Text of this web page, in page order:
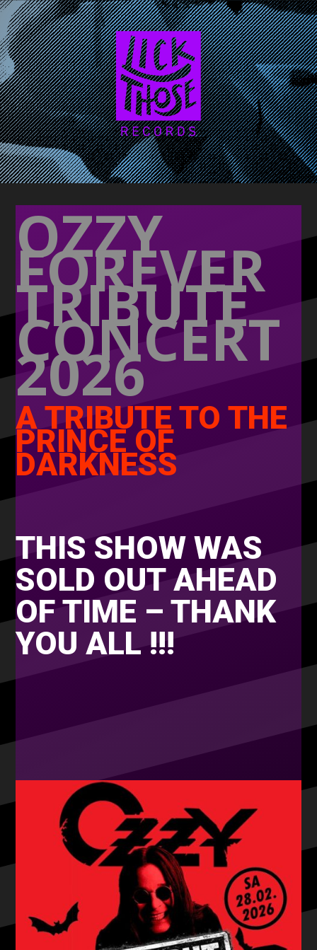
OZZY
FOREVER
TRIBUTE
CONCERT
2026
A TRIBUTE TO THE
PRINCE OF
DARKNESS
THIS SHOW WAS
SOLD OUT AHEAD
OF TIME – THANK
YOU ALL !!!